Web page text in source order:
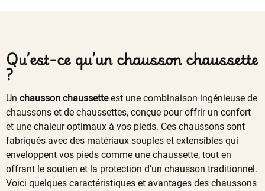
Qu’est-ce qu’un chausson chaussette
?
Un chausson chaussetteest une combinaison ingénieuse de
chaussons et de chaussettes, conçue pour offrir un confort
et une chaleur optimaux à vos pieds. Ces chaussons sont
fabriqués avec des matériaux souples et extensibles qui
enveloppent vos pieds comme une chaussette, tout en
offrant le soutien et la protection d’un chausson traditionnel.
Voici quelques caractéristiques et avantages des chaussons